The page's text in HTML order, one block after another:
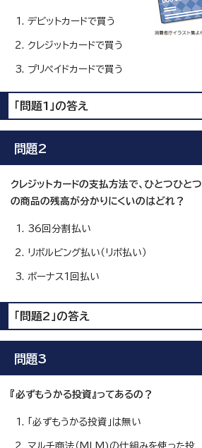
デビットカードで買う
クレジットカードで買う
プリペイドカードで買う
「問題1」の答え
問題2
クレジットカードの支払方法で、ひとつひとつ
の商品の残高が分かりにくいのはどれ？
36回分割払い
リボルビング払い（リボ払い）
ボーナス1回払い
「問題2」の答え
問題3
『必ずもうかる投資』ってあるの？
「必ずもうかる投資」は無い